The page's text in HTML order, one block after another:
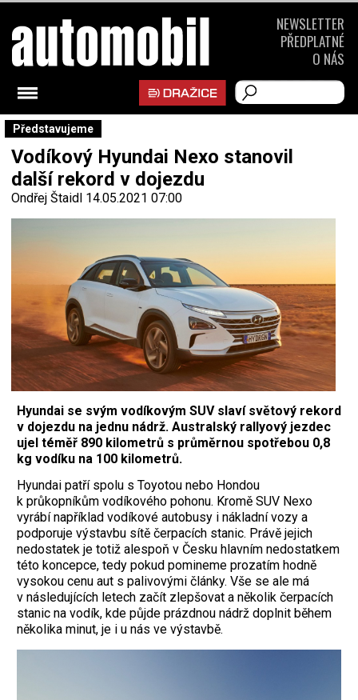
Představujeme
Vodíkový Hyundai Nexo stanovil
další rekord v dojezdu
Ondřej Štaidl 14.05.2021 07:00
Hyundai se svým vodíkovým SUV slaví světový rekord
v dojezdu na jednu nádrž. Australský rallyový jezdec
ujel téměř 890 kilometrů s průměrnou spotřebou 0,8
kg vodíku na 100 kilometrů.
Hyundai patří spolu s Toyotou nebo Hondou
k průkopníkům vodíkového pohonu. Kromě SUV Nexo
vyrábí například vodíkové autobusy i nákladní vozy a
podporuje výstavbu sítě čerpacích stanic. Právě jejich
nedostatek je totiž alespoň v Česku hlavním nedostatkem
této koncepce, tedy pokud pomineme prozatím hodně
vysokou cenu aut s palivovými články. Vše se ale má
v následujících letech začít zlepšovat a několik čerpacích
stanic na vodík, kde půjde prázdnou nádrž doplnit během
několika minut, je i u nás ve výstavbě.
NEWSLETTER
PŘEDPLATNÉ
O NÁS